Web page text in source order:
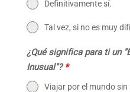
Definitivamente sí.
Tal vez, si no es muy
¿Qué significa para ti un
Inusual"?*
Viajar por el mundo